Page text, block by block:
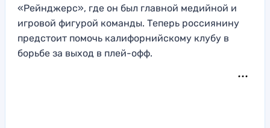
«Рейнджерс», где он был главной медийной и
игровой фигурой команды. Теперь россиянину
предстоит помочь калифорнийскому клубу в
борьбе за выход в плей-офф.